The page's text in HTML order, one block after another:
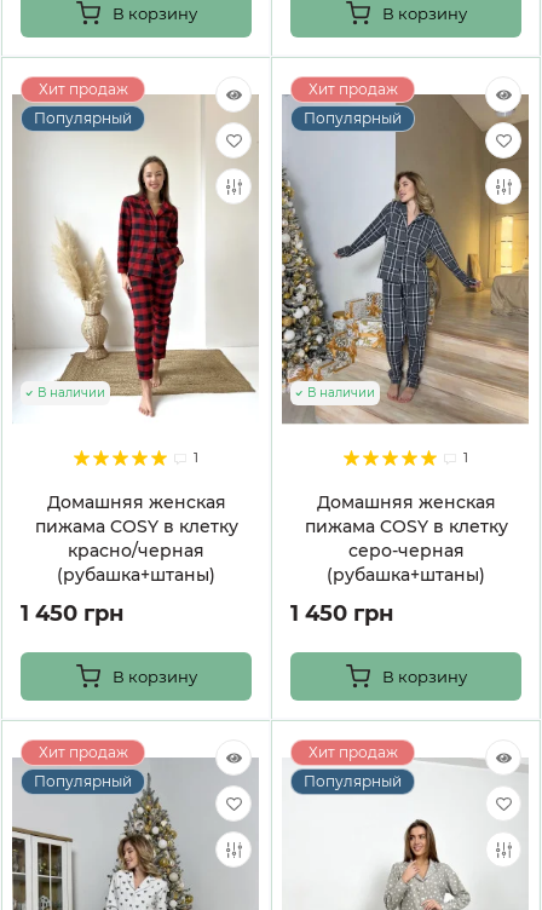
В корзину В корзину
Хит продаж
Популярный
1
Домашняя женская
пижама COSY в клетку
красно/черная
(рубашка+штаны)
В наличии
1 450 грн
В корзину
Хит продаж
Популярный
1
Домашняя женская
пижама COSY в клетку
серо-черная
(рубашка+штаны)
В наличии
1 450 грн
В корзину
Хит продаж
Популярный
Хит продаж
Популярный